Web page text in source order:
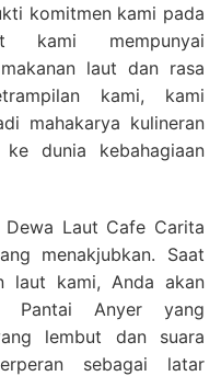
komitmen kami pada
kami mempunyai
laut dan rasa
kami, kami
mahakarya kulineran
dunia kebahagiaan
Laut Cafe Carita
menakjubkan. Saat
laut kami, Anda akan
Pantai Anyer yang
lembut dan suara
sebagai latar